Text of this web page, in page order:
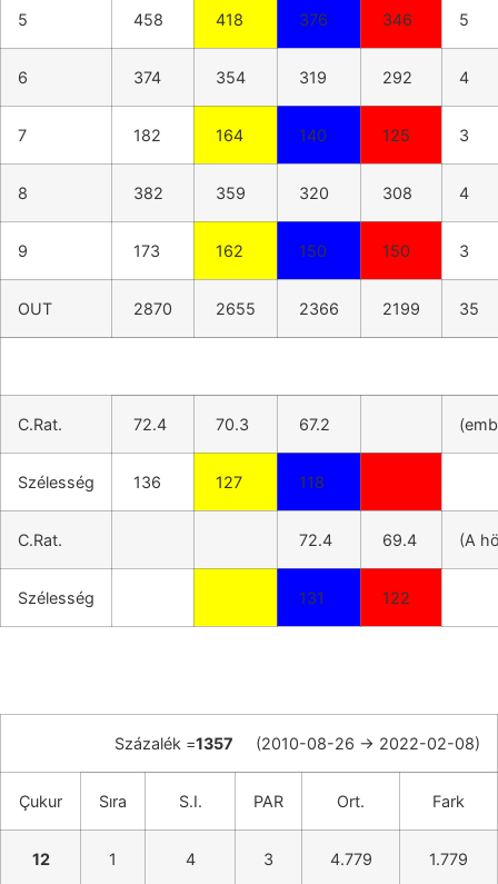
5 458 418 376 346 5
6 374 354 319 292 4
7 182 164 140 125 3
8 382 359 320 308 4
9 173 162 150 150 3
OUT 2870 2655 2366 2199 35
C.Rat. 72.4 70.3 67.2
Szélesség 136 127 118
C.Rat. 72.4 69.4 (A
Szélesség 131 122
Százalék =1357 (2010-08-26 -> 2022-02-08)
Çukur Sıra S.I. PAR Ort. Fark
12 1 4 3 4.779 1.779